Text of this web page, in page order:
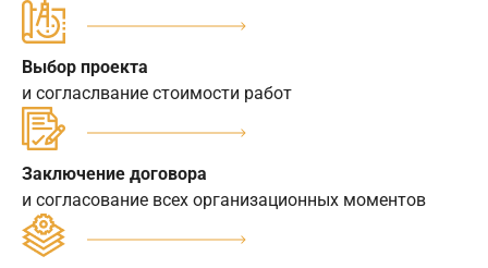
Выбор проекта
и согласлвание стоимости работ
Заключение договора
и согласование всех организационных моментов